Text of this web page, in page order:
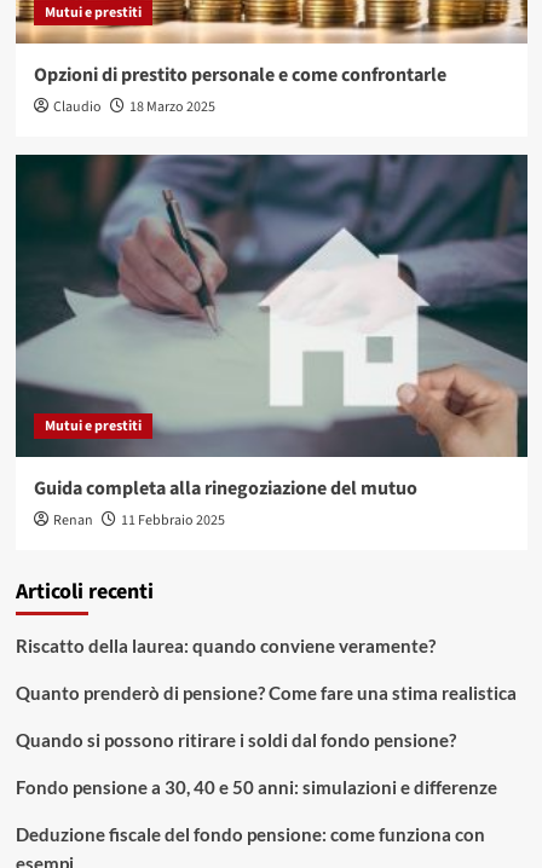
Mutui e prestiti
Opzioni di prestito personale e come confrontarle
Claudio 18 Marzo 2025
Mutui e prestiti
Guida completa alla rinegoziazione del mutuo
Renan 11 Febbraio 2025
Articoli recenti
Riscatto della laurea: quando conviene veramente?
Quanto prenderò di pensione? Come fare una stima realistica
Quando si possono ritirare i soldi dal fondo pensione?
Fondo pensione a 30, 40 e 50 anni: simulazioni e differenze
Deduzione fiscale del fondo pensione: come funziona con
esempi